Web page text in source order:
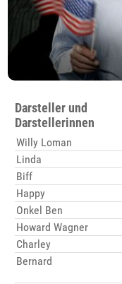
Darsteller und
Darstellerinnen
Willy Loman
Linda
Biff
Happy
Onkel Ben
Howard Wagner
Charley
Bernard